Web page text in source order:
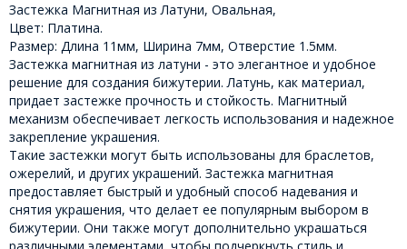
Застежка Магнитная из Латуни, Овальная,
Цвет: Платина.
Размер: Длина 11мм, Ширина 7мм, Отверстие 1.5мм.
Застежка магнитная из латуни - это элегантное и удобное
решение для создания бижутерии. Латунь, как материал,
придает застежке прочность и стойкость. Магнитный
механизм обеспечивает легкость использования и надежное
закрепление украшения.
Такие застежки могут быть использованы для браслетов,
ожерелий, и других украшений. Застежка магнитная
предоставляет быстрый и удобный способ надевания и
снятия украшения, что делает ее популярным выбором в
бижутерии. Они также могут дополнительно украшаться